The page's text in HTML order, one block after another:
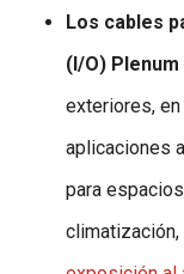
Los cables
(I/O) Plenum
exteriores,
aplicaciones
para